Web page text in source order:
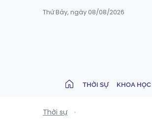
Thứ Bảy, ngày 08/08/2026
THỜI SỰ KHOA
Thời sự